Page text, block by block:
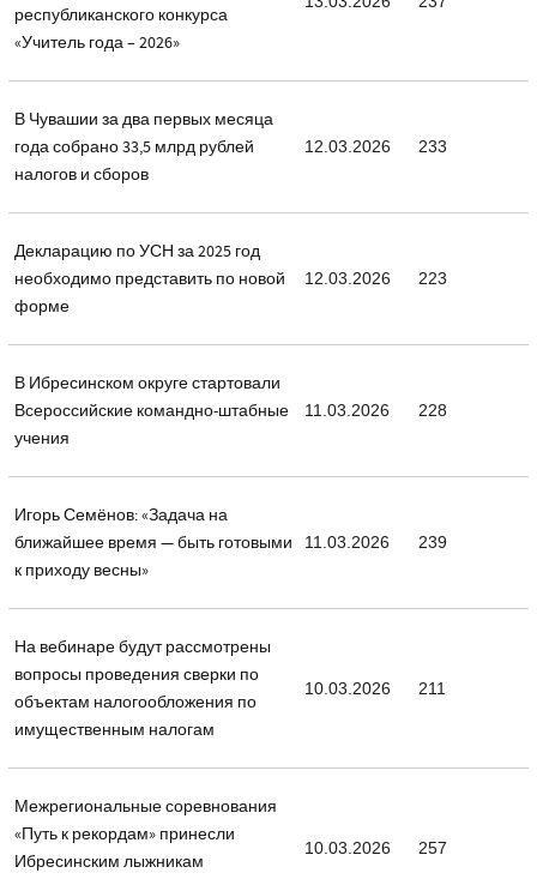
республиканского конкурса
«Учитель года – 2026»
В Чувашии за два первых месяца
года собрано 33,5 млрд рублей
налогов и сборов
12.03.2026 233
Декларацию по УСН за 2025 год
необходимо представить по новой
форме
12.03.2026 223
В Ибресинском округе стартовали
Всероссийские командно-штабные
учения
11.03.2026 228
Игорь Семёнов: «Задача на
ближайшее время — быть готовыми
к приходу весны»
11.03.2026 239
На вебинаре будут рассмотрены
вопросы проведения сверки по
объектам налогообложения по
имущественным налогам
10.03.2026 211
Межрегиональные соревнования
«Путь к рекордам» принесли
Ибресинским лыжникам
10.03.2026 257